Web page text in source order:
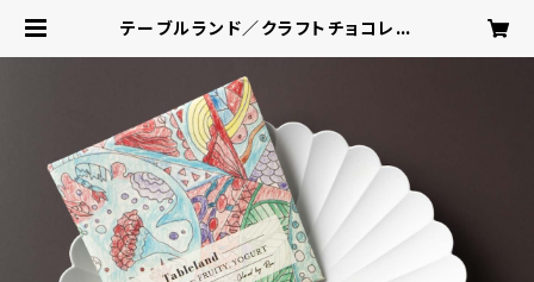
テーブルランド／クラフトチョコレー
ト‐